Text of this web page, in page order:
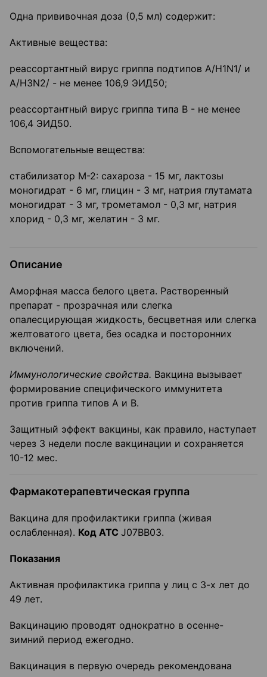
Одна прививочная доза (0,5 мл) содержит:
Активные вещества:
реассортантный вирус гриппа подтипов A/H1N1/ и
A/H3N2/ - не менее 106,9 ЭИД50;
реассортантный вирус гриппа типа В - не менее
106,4 ЭИД50.
Вспомогательные вещества:
стабилизатор М-2: сахароза - 15 мг, лактозы
моногидрат - 6 мг, глицин - 3 мг, натрия глутамата
моногидрат - 3 мг, трометамол - 0,3 мг, натрия
хлорид - 0,3 мг, желатин - 3 мг.
Описание
Аморфная масса белого цвета. Растворенный
препарат - прозрачная или слегка
опалесцирующая жидкость, бесцветная или слегка
желтоватого цвета, без осадка и посторонних
включений.
Иммунологические свойства. Вакцина вызывает
формирование специфического иммунитета
против гриппа типов А и В.
Защитный эффект вакцины, как правило, наступает
через 3 недели после вакцинации и сохраняется
10-12 мес.
Фармакотерапевтическая группа
Вакцина для профилактики гриппа (живая
ослабленная). Код АТС J07BB03.
Показания
Активная профилактика гриппа у лиц с 3-х лет до
49 лет.
Вакцинацию проводят однократно в осенне-
зимний период ежегодно.
Вакцинация в первую очередь рекомендована